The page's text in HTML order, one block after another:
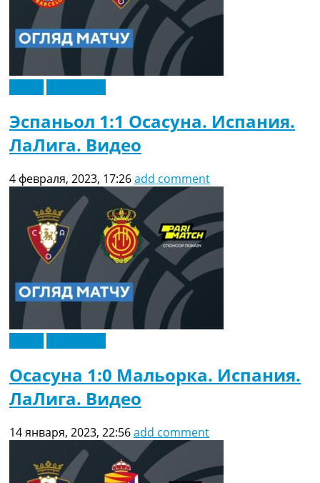
Эспаньол 1:1 Осасуна. Испания.
ЛаЛига. Видео
4 февраля, 2023, 17:26add comment
Осасуна 1:0 Мальорка. Испания.
ЛаЛига. Видео
14 января, 2023, 22:56add comment